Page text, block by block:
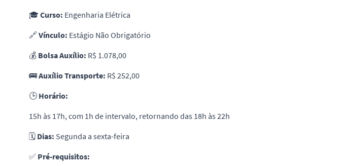
🎓 Curso: Engenharia Elétrica
🔗 Vínculo: Estágio Não Obrigatório
💰 Bolsa Auxílio: R$ 1.078,00
🚌Auxílio Transporte: R$ 252,00
🕒 Horário:
15h às 17h, com 1h de intervalo, retornando das 18h às 22h
🗓 Dias: Segunda a sexta-feira
✅ Pré-requisitos: